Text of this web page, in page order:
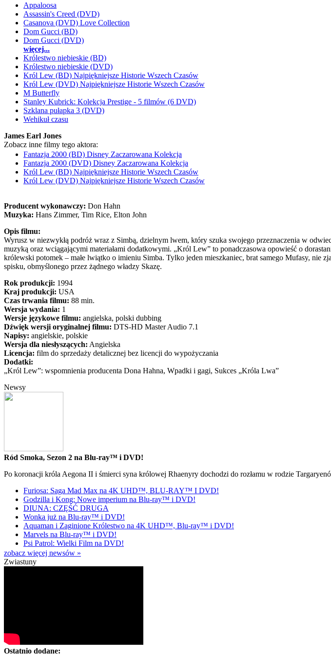
Appaloosa
Assassin's Creed (DVD)
Casanova (DVD) Love Collection
Dom Gucci (BD)
Dom Gucci (DVD)
więcej...
Królestwo niebieskie (BD)
Królestwo niebieskie (DVD)
Król Lew (BD) Najpiękniejsze Historie Wszech Czasów
Król Lew (DVD) Najpiękniejsze Historie Wszech Czasów
M Butterfly
Stanley Kubrick: Kolekcja Prestige - 5 filmów (6 DVD)
Szklana pułapka 3 (DVD)
Wehikuł czasu
James Earl Jones
Zobacz inne filmy tego aktora:
Fantazja 2000 (BD) Disney Zaczarowana Kolekcja
Fantazja 2000 (DVD) Disney Zaczarowana Kolekcja
Król Lew (BD) Najpiękniejsze Historie Wszech Czasów
Król Lew (DVD) Najpiękniejsze Historie Wszech Czasów
Producent wykonawczy: Don Hahn
Muzyka: Hans Zimmer, Tim Rice, Elton John
Opis filmu:
Wyrusz w niezwykłą podróż wraz z Simbą, dzielnym lwem, który szuka swojego przeznaczenia w
muzyką oraz wciągającymi materiałami dodatkowymi. „Król Lew” to ponadczasowa opowieść o
królewski potomek – małe lwiątko o imieniu Simba. Tylko jeden mieszkaniec, brat samego Mufasy, nie
spisku, obmyślonego przez żądnego władzy Skazę.
Rok produkcji: 1994
Kraj produkcji: USA
Czas trwania filmu: 88 min.
Wersja wydania: 1
Wersje językowe filmu: angielska, polski dubbing
Dźwięk wersji oryginalnej filmu: DTS-HD Master Audio 7.1
Napisy: angielskie, polskie
Wersja dla niesłyszących: Angielska
Licencja: film do sprzedaży detalicznej bez licencji do wypożyczania
Dodatki:
„Król Lew”: wspomnienia producenta Dona Hahna, Wpadki i gagi, Sukces „Króla Lwa”
Newsy
Ród Smoka, Sezon 2 na Blu-ray™ i DVD!
Po koronacji króla Aegona II i śmierci syna królowej Rhaenyry dochodzi do rozłamu w rodzie
Furiosa: Saga Mad Max na 4K UHD™, BLU-RAY™ I DVD!
Godzilla i Kong: Nowe imperium na Blu-ray™ i DVD!
DIUNA: CZĘŚĆ DRUGA
Wonka już na Blu-ray™ i DVD!
Aquaman i Zaginione Królestwo na 4K UHD™, Blu-ray™ i DVD!
Marvels na Blu-ray™ i DVD!
Psi Patrol: Wielki Film na DVD!
zobacz więcej newsów »
Zwiastuny
Ostatnio dodane: